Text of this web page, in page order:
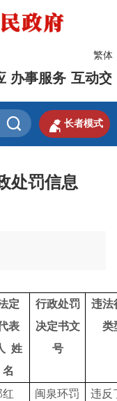
繁体
办事服务 互动交
  长者模式
处罚信息
定
表
姓
名
行政处罚
决定书文
号
违法
类
红
闽泉环罚
违反